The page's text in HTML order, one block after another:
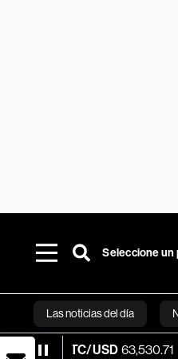
Seleccione un
Las noticias del día
USD 63,530.71 -0.33%